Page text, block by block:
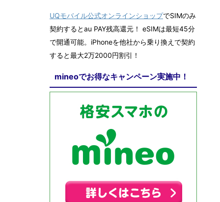
UQモバイル公式オンラインショップでSIMのみ
契約するとau PAY残高還元！ eSIMは最短45分
で開通可能。iPhoneを他社から乗り換えで契約
すると最大2万2000円割引！
mineoでお得なキャンペーン実施中！